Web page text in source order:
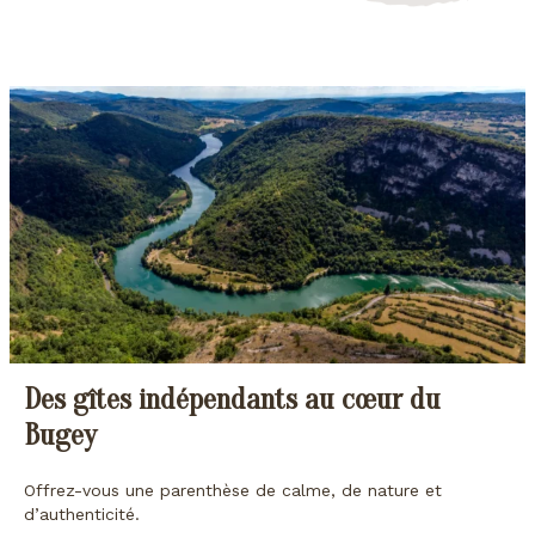
Des gîtes indépendants au cœur du
Bugey
Offrez-vous une parenthèse de calme, de nature et
d’authenticité.